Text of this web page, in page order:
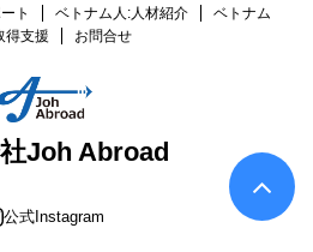
ト ベトナム人:人材紹介
ベトナム
得支援
お問合せ
Joh Abroad
公式Instagram